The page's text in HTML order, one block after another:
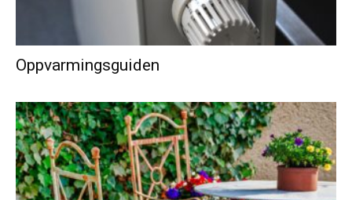
Oppvarmingsguiden